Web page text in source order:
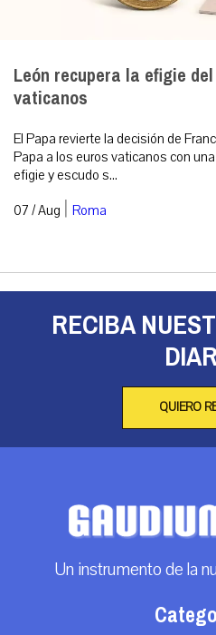
León recupera la efigie
vaticanos
El Papa revierte la decisión de
Papa a los euros vaticanos con
efigie y escudo s...
07 / Aug | Roma
RECIBA
QUIERO
Un instrumento de la